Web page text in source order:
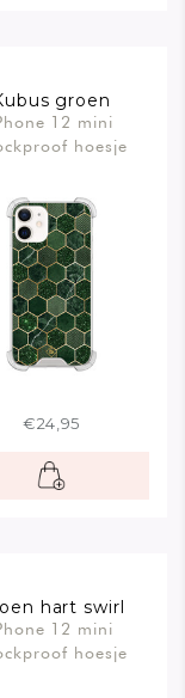
groen
12 mini
hoesje
€24,95
hart swirl
12 mini
hoesje